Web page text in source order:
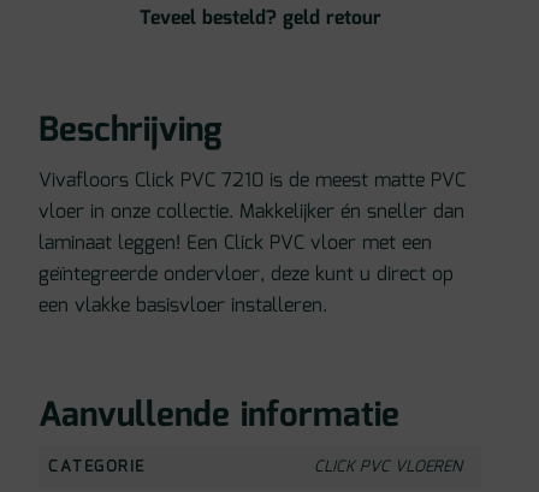
Teveel besteld? geld retour
Beschrijving
Vivafloors Click PVC 7210 is de meest matte PVC
vloer in onze collectie. Makkelijker én sneller dan
laminaat leggen! Een Click PVC vloer met een
geïntegreerde ondervloer, deze kunt u direct op
een vlakke basisvloer installeren.
Aanvullende informatie
CATEGORIE CLICK PVC VLOEREN